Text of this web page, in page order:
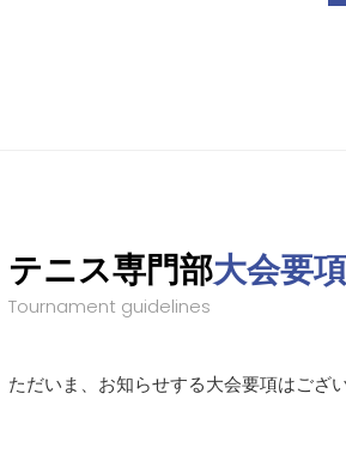
テニス専門部大会要項
Tournament guidelines
ただいま、お知らせする大会要項はござ